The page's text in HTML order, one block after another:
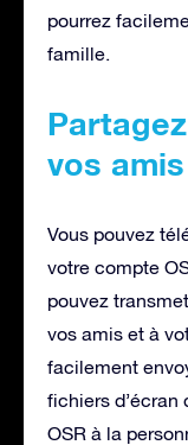
pourrez
famille.
vos
Vous pouvez
votre compte
pouvez
vos amis et à
facilement
fichiers d’écran
OSR à la